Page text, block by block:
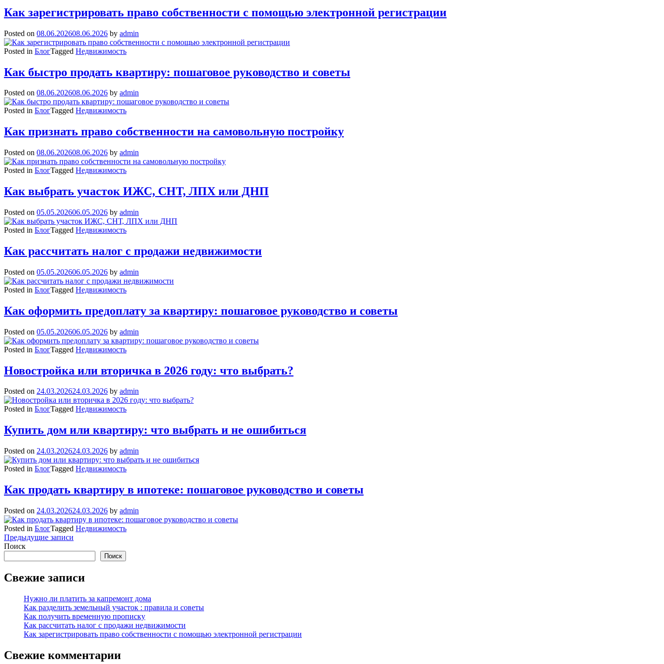
Как зарегистрировать право собственности с помощью электронной регистрации
Posted on 08.06.202608.06.2026 by admin
Posted in БлогTagged Недвижимость
Как быстро продать квартиру: пошаговое руководство и советы
Posted on 08.06.202608.06.2026 by admin
Posted in БлогTagged Недвижимость
Как признать право собственности на самовольную постройку
Posted on 08.06.202608.06.2026 by admin
Posted in БлогTagged Недвижимость
Как выбрать участок ИЖС, СНТ, ЛПХ или ДНП
Posted on 05.05.202606.05.2026 by admin
Posted in БлогTagged Недвижимость
Как рассчитать налог с продажи недвижимости
Posted on 05.05.202606.05.2026 by admin
Posted in БлогTagged Недвижимость
Как оформить предоплату за квартиру: пошаговое руководство и советы
Posted on 05.05.202606.05.2026 by admin
Posted in БлогTagged Недвижимость
Новостройка или вторичка в 2026 году: что выбрать?
Posted on 24.03.202624.03.2026 by admin
Posted in БлогTagged Недвижимость
Купить дом или квартиру: что выбрать и не ошибиться
Posted on 24.03.202624.03.2026 by admin
Posted in БлогTagged Недвижимость
Как продать квартиру в ипотеке: пошаговое руководство и советы
Posted on 24.03.202624.03.2026 by admin
Posted in БлогTagged Недвижимость
Навигация
по
записям
Предыдущие записи
Поиск
Поиск
Свежие записи
Нужно ли платить за капремонт дома
Как разделить земельный участок : правила и советы
Как получить временную прописку
Как рассчитать налог с продажи недвижимости
Как зарегистрировать право собственности с помощью электронной регистрации
Свежие комментарии